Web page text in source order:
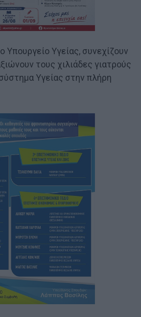
Υπουργείο Υγείας, συνεχίζουν
τους χιλιάδες γιατρούς
Υγείας στην πλήρη